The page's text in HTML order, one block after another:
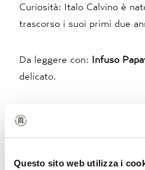
Questo sito web utilizza i
Curiosità: Italo Calvino è
trascorso i suoi primi due
Da leggere con: Infuso
delicato.
3. L’autunno passato di Ray
serie di storie, tutte